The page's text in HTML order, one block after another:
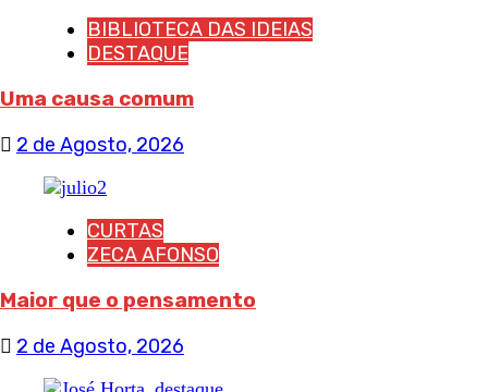
BIBLIOTECA DAS IDEIAS
DESTAQUE
Uma causa comum
2 de Agosto, 2026
CURTAS
ZECA AFONSO
Maior que o pensamento
2 de Agosto, 2026